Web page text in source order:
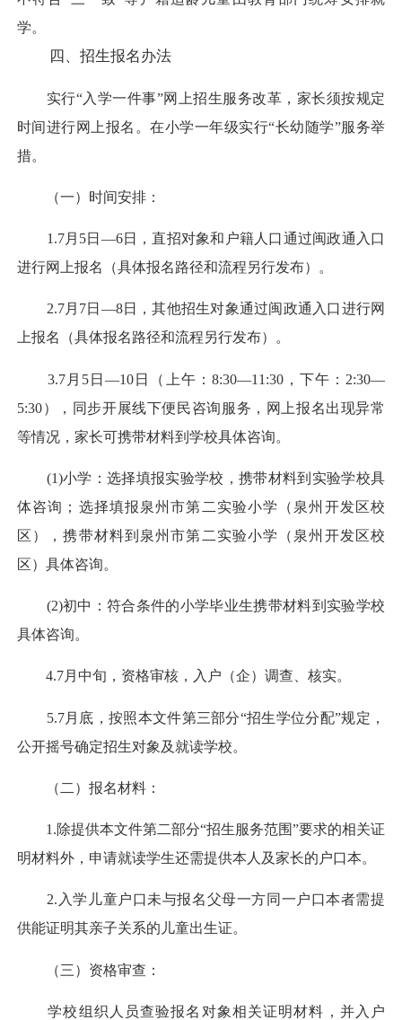
学。
四、招生报名办法
实行“入学一件事”网上招生服务改革，家长须按规定
时间进行网上报名。在小学一年级实行“长幼随学”服务举
措。
（一）时间安排：
1.7月5日—6日，直招对象和户籍人口通过闽政通入口
进行网上报名（具体报名路径和流程另行发布）。
2.7月7日—8日，其他招生对象通过闽政通入口进行网
上报名（具体报名路径和流程另行发布）。
3.7月5日—10日（上午：8:30—11:30，下午：2:30—
5:30），同步开展线下便民咨询服务，网上报名出现异常
等情况，家长可携带材料到学校具体咨询。
(1)小学：选择填报实验学校，携带材料到实验学校具
体咨询；选择填报泉州市第二实验小学（泉州开发区校
区），携带材料到泉州市第二实验小学（泉州开发区校
区）具体咨询。
(2)初中：符合条件的小学毕业生携带材料到实验学校
具体咨询。
4.7月中旬，资格审核，入户（企）调查、核实。
5.7月底，按照本文件第三部分“招生学位分配”规定，
公开摇号确定招生对象及就读学校。
（二）报名材料：
1.除提供本文件第二部分“招生服务范围”要求的相关证
明材料外，申请就读学生还需提供本人及家长的户口本。
2.入学儿童户口未与报名父母一方同一户口本者需提
供能证明其亲子关系的儿童出生证。
（三）资格审查：
学校组织人员查验报名对象相关证明材料，并入户